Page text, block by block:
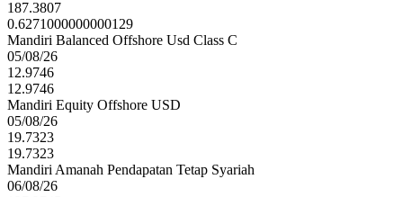
187.3807
0.6271000000000129
Mandiri Balanced Offshore Usd Class C
05/08/26
12.9746
12.9746
Mandiri Equity Offshore USD
05/08/26
19.7323
19.7323
Mandiri Amanah Pendapatan Tetap Syariah
06/08/26